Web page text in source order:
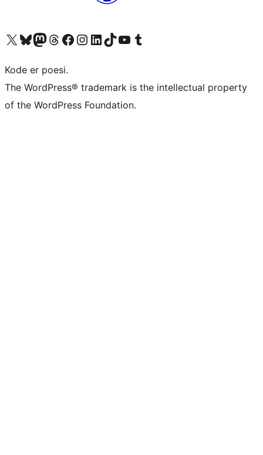
Besøk vår konto på X Visit our Bluesky account
Besøk vår Mastodon-konto
Visit our Threads account
Besøk vår Facebook-sideBesøk vår Instagram-konto
Besøk vår LinkedIn-konto
Visit our TikTok account
Visit our YouTube channel
Visit our Tumblr account
Kode er poesi.
The WordPress® trademark is the intellectual property
of the WordPress Foundation.